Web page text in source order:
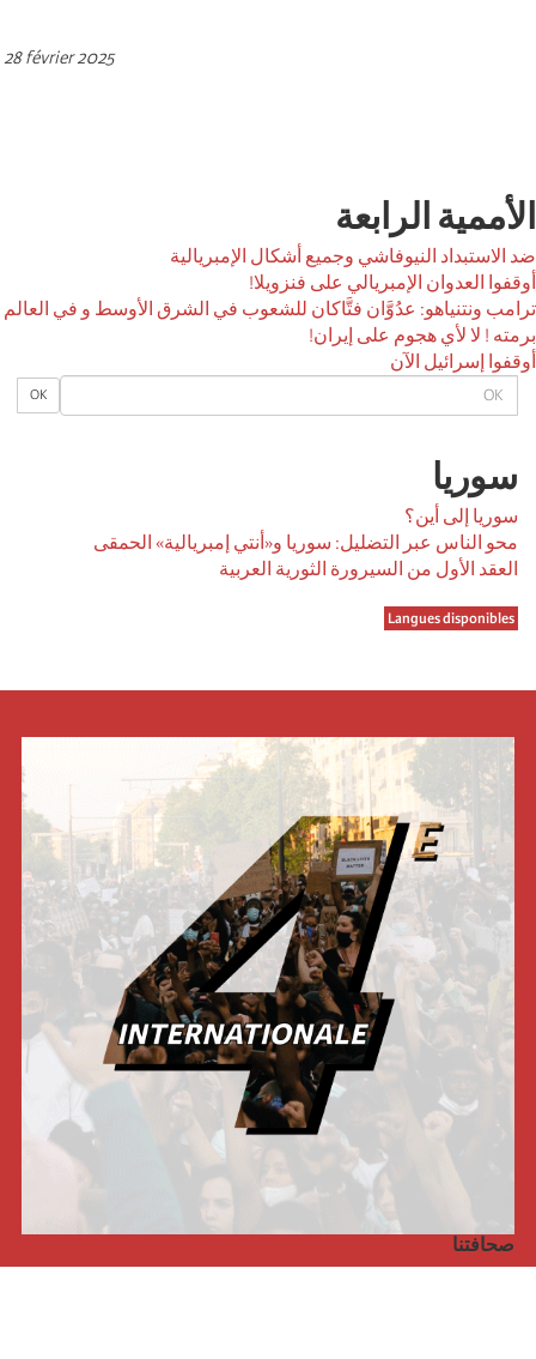
OK
OK
سوريا
سوريا إلى أين؟
محو الناس عبر التضليل: سوريا و«أنتي إمبريالية» الحمقى
العقد الأول من السيرورة الثورية العربية
Langues disponibles
28 février 2025
الأممية الرابعة
ضد الاستبداد النيوفاشي وجميع أشكال الإمبريالية
أوقفوا العدوان الإمبريالي على فنزويلا!
ترامب ونتنياهو: عدُوَّان فتَّاكان للشعوب في الشرق الأوسط و في العالم
برمته ! لا لأي هجوم على إيران!
أوقفوا إسرائيل الآن
صحافتنا